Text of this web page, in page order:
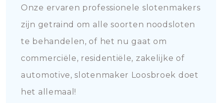
Onze ervaren professionele slotenmakers
zijn getraind om alle soorten noodsloten
te behandelen, of het nu gaat om
commerciële, residentiële, zakelijke of
automotive, slotenmaker Loosbroek doet
het allemaal!